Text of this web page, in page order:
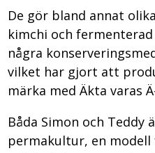
De gör bland annat
kimchi och
några
vilket har gjort att
märka med Äkta varas
Båda Simon och Teddy
permakultur, en